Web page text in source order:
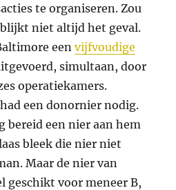
te organiseren. Zou
niet altijd het geval.
eenvijfvoudige
simultaan, door
operatiekamers.
een donornier nodig.
bereid een nier aan hem
bleek die nier niet
Maar de nier van
geschikt voor meneer B,